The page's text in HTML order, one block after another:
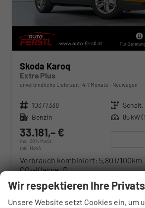
Skoda Karoq
Extra Plus
unverbindliche Lieferzeit: 4-7 Monate Neuwagen
Fahrzeugnr. 10377338 Getriebe Schalt.
Kraftstoff Benzin Leistung 85 kW
33.181,– €
incl. 20% MwSt.
inkl. NoVA
Verbrauch kombiniert: 5,80 l/100km
CO2-Klasse:D
-Emissionen:
Wir respektieren Ihre
Unsere Website setzt Cookies ein, um